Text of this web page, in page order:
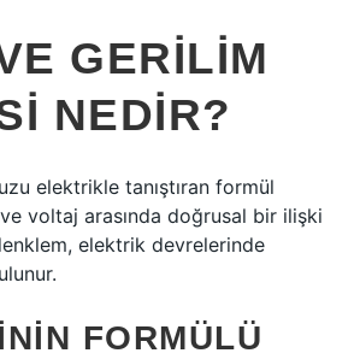
GERILIM
NEDIR?
elektrikle tanıştıran formül
ve voltaj arasında doğrusal bir ilişki
elektrik devrelerinde
FORMÜLÜ